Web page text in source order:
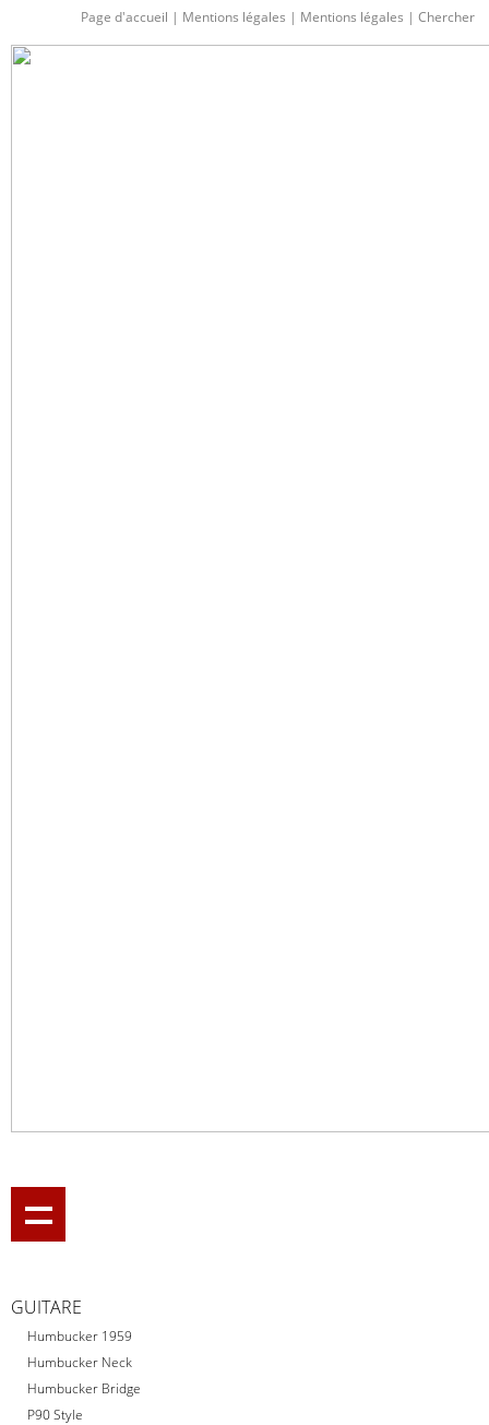
Page d'accueil | Mentions légales | Mentions légales | Chercher
GUITARE
Humbucker 1959
Humbucker Neck
Humbucker Bridge
P90 Style